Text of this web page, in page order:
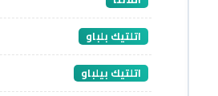
اتلتيك بلباو
اتلتيك بيلباو